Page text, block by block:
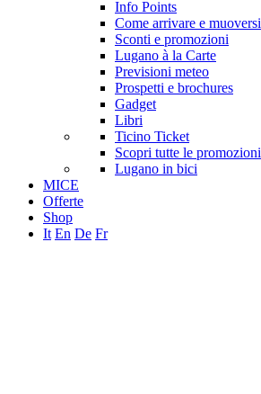
Info Points
Come arrivare e muoversi
Sconti e promozioni
Lugano à la Carte
Previsioni meteo
Prospetti e brochures
Gadget
Libri
Ticino Ticket
Scopri tutte le promozioni
Lugano in bici
MICE
Offerte
Shop
It En De Fr